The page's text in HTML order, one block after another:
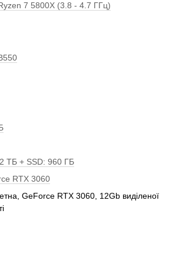
7 5800X (3.8 - 4.7 ГГц)
ТБ + SSD: 960 ГБ
RTX 3060
GeForce RTX 3060, 12Gb виділеної